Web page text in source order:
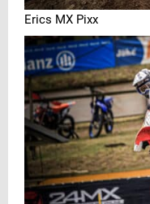
Erics MX Pixx